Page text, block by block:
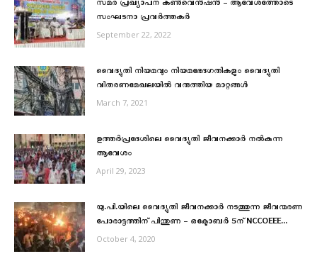
സമര പ്രഖ്യാപന കൺവെൻഷൻ – ആവേശത്തോടെ
സംഘടനാ പ്രവർത്തകർ
September 22, 2022
വൈദ്യുതി നിയമവും നിയമഭേദഗതികളും വൈദ്യുതി
വിതരണമേഖലയിൽ വരുത്തിയ മാറ്റങ്ങൾ
March 7, 2021
ഉത്തർപ്രദേശിലെ വൈദ്യുതി ജീവനക്കാർ നല്‍കുന്ന
ആവേശം
April 29, 2023
യു.പി.യിലെ വൈദ്യുതി ജീവനക്കാർ നടത്തുന്ന ജീവന്മരണ
പോരാട്ടത്തിന് പിന്തുണ – ഒക്ടോബര്‍ 5ന് NCCOEEE...
October 4, 2020